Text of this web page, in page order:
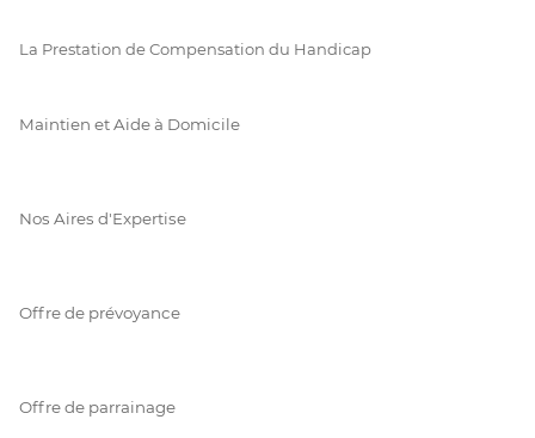
La Prestation de Compensation du Handicap
Maintien et Aide à Domicile
Nos Aires d'Expertise
Offre de prévoyance
Offre de parrainage